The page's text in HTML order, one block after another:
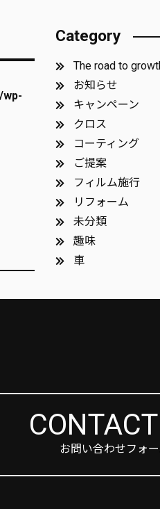
Category
The road to
お知らせ
キャンペーン
クロス
コーティング
ご提案
フィルム施行
リフォーム
未分類
趣味
車
お問い合わせフォ